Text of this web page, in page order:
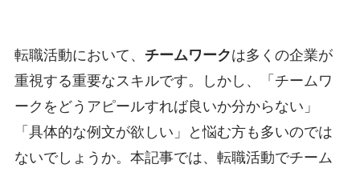
転職活動において、 チームワークは多くの企業が
重視する重要なスキルです。しかし、「チームワ
ークをどうアピールすれば良いか分からない」
「具体的な例文が欲しい」と悩む方も多いのでは
ないでしょうか。本記事では、転職活動でチーム